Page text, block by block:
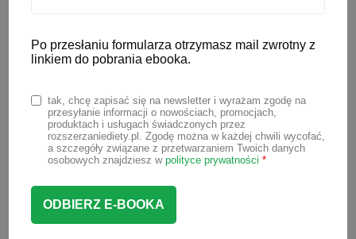
dzieciom?
Przyszedł rok szkolny, a wraz z nim
pytania rodziców o to jak naturalnie
wspierać odporność dziecka i jak
domowymi sposobami walczyć z
infekcjami. Na naszej grupie Mamy
często jeszcze przed sezonem
Po przesłaniu formularza otrzymasz mail zwrotny z
linkiem do pobrania ebooka.
tak, chcę zapisać się na newsletter i wyrażam zgodę na
przesyłanie informacji o nowościach, promocjach,
produktach i usługach świadczonych przez
rozszerzaniediety.pl. Zgodę można w każdej chwili wycofać,
a szczegóły związane z przetwarzaniem Twoich danych
osobowych znajdziesz w polityce prywatności *